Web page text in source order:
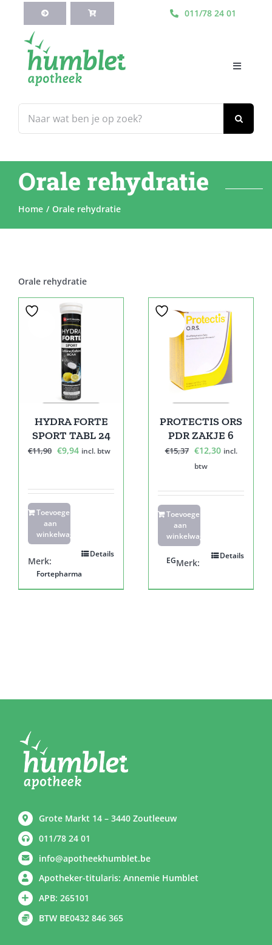
inhoud
011/78 24 01
naar:
Toggle
Webshop
Blog
Orale rehydratie
Home Orale rehydratie
Orale rehydratie
HYDRA FORTE
SPORT TABL 24
€11,90 Oorspronkelijke
€11,90.
€9,94Huidige
€9,94.
incl. btw
Toevoegen
aan
winkelwagen
Details
Merk:
Fortepharma
PROTECTIS ORS
PDR ZAKJE 6
€15,37 Oorspronkelijke
prijs
€15,37.
€12,30Huidige
€12,30.
incl.
btw
Toevoegen
aan
winkelwagen
Details
Merk:
EG
Grote Markt 14 – 3440 Zoutleeuw
011/78 24 01
info@apotheekhumblet.be
Apotheker-titularis: Annemie Humblet
APB: 265101
BTW BE0432 846 365